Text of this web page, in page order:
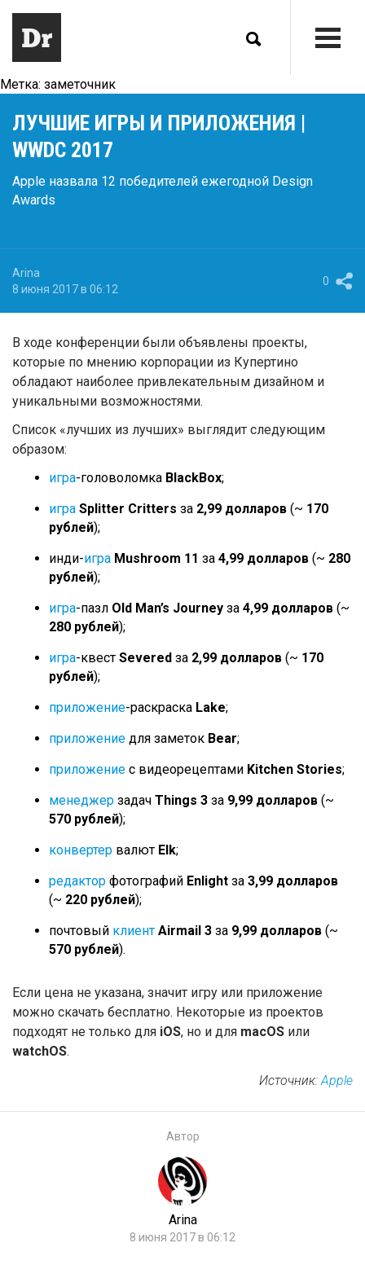
Метка: заметочник
ЛУЧШИЕ ИГРЫ И ПРИЛОЖЕНИЯ |
WWDC 2017
Apple назвала 12 победителей ежегодной Design
Awards
Arina
8 июня 2017 в 06:12
0
В ходе конференции были объявлены проекты,
которые по мнению корпорации из Купертино
обладают наиболее привлекательным дизайном и
уникальными возможностями.
Список «лучших из лучших» выглядит следующим
образом:
игра-головоломка BlackBox;
игра Splitter Critters за 2,99 долларов (~ 170
рублей);
инди-игра Mushroom 11 за 4,99 долларов (~ 280
рублей);
игра-пазл Old Man’s Journey за 4,99 долларов (~
280 рублей);
игра-квест Severed за 2,99 долларов (~ 170
рублей);
приложение-раскраска Lake;
приложение для заметок Bear;
приложение с видеорецептами Kitchen Stories;
менеджер задач Things 3 за 9,99 долларов (~
570 рублей);
конвертер валют Elk;
редактор фотографий Enlight за 3,99 долларов
(~ 220 рублей);
почтовый клиент Airmail 3 за 9,99 долларов (~
570 рублей).
Если цена не указана, значит игру или приложение
можно скачать бесплатно. Некоторые из проектов
подходят не только для iOS, но и для macOS или
watchOS.
Источник: Apple
Автор
Arina
8 июня 2017 в 06:12